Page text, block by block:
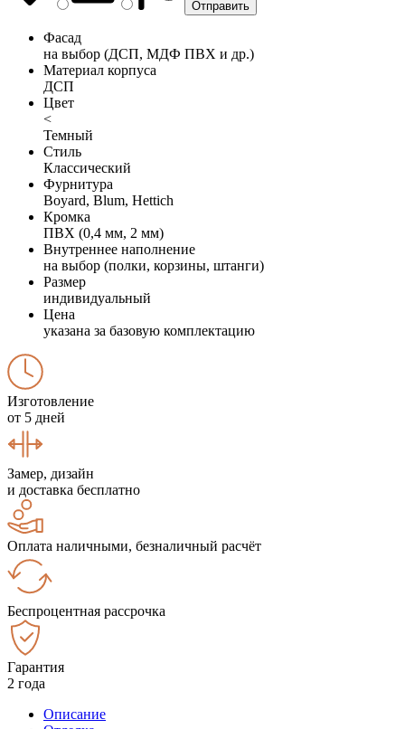
Фасад
на выбор (ДСП, МДФ ПВХ и др.)
Материал корпуса
ДСП
Цвет
<
Темный
Стиль
Классический
Фурнитура
Boyard, Blum, Hettich
Кромка
ПВХ (0,4 мм, 2 мм)
Внутреннее наполнение
на выбор (полки, корзины, штанги)
Размер
индивидуальный
Цена
указана за базовую комплектацию
Изготовление
от 5 дней
Замер, дизайн
и доставка бесплатно
Оплата наличными, безналичный расчёт
Беспроцентная рассрочка
Гарантия
2 года
Описание